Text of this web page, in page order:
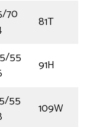
70
81T
55
91H
55
109W